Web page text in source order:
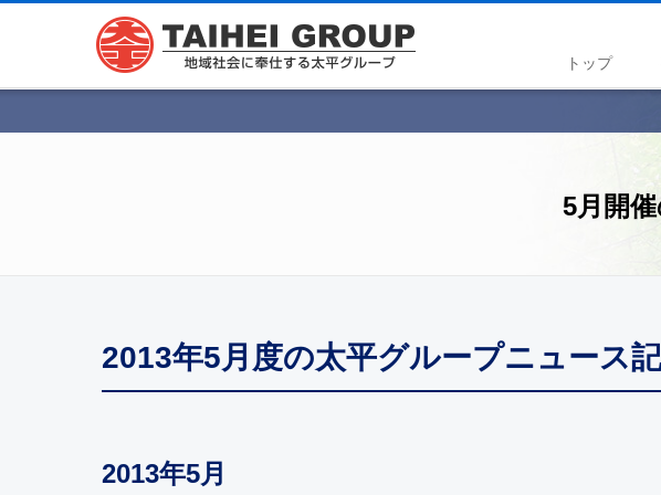
トップ
5月開
2013年5月度の太平グループニュース
2013年5月